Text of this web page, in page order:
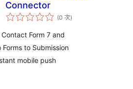
Connector
(0 次評
分)
Form 7 and
Forms to Submission
mobile push